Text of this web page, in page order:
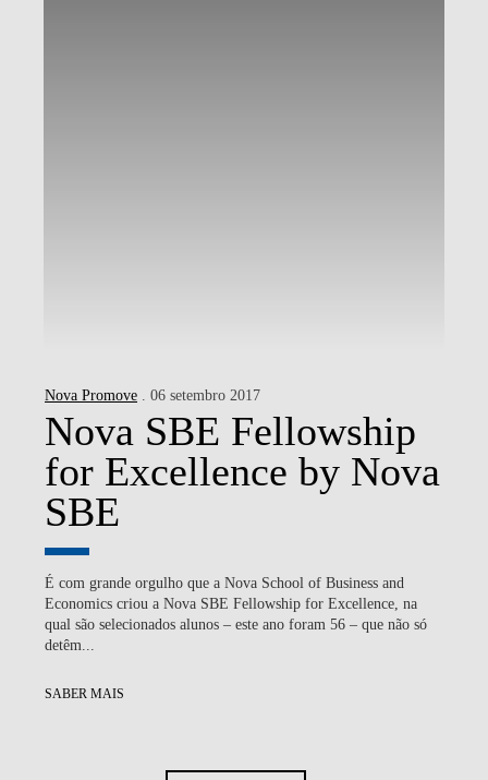
Nova Promove . 06 setembro 2017
Nova SBE Fellowship
for Excellence by Nova
SBE
É com grande orgulho que a Nova School of Business and
Economics criou a Nova SBE Fellowship for Excellence, na
qual são selecionados alunos – este ano foram 56 – que não só
detêm...
SABER MAIS